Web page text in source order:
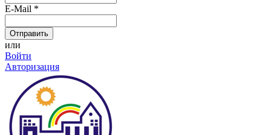
E-Mail *
или
Войти
Авторизация